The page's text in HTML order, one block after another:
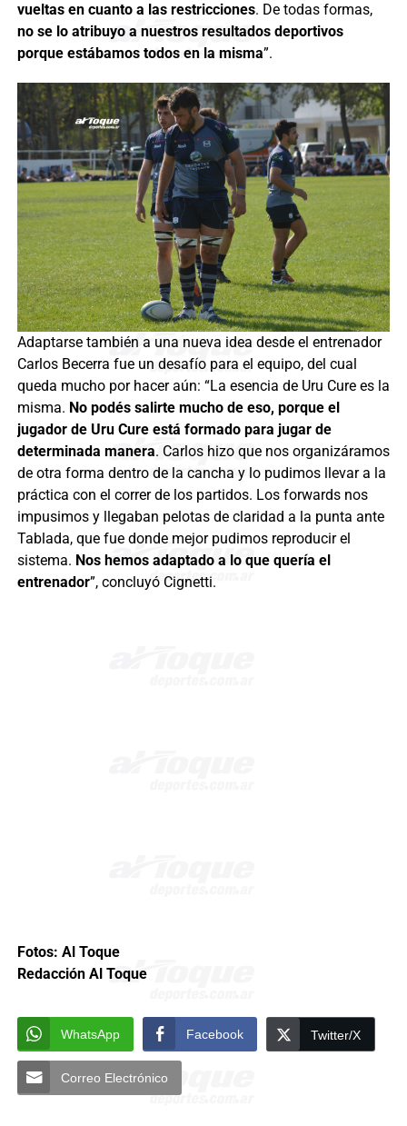
vueltas en cuanto a las restricciones. De todas formas,
no se lo atribuyo a nuestros resultados deportivos
porque estábamos todos en la misma”.
Adaptarse también a una nueva idea desde el entrenador
Carlos Becerra fue un desafío para el equipo, del cual
queda mucho por hacer aún: “La esencia de Uru Cure es la
misma. No podés salirte mucho de eso, porque el
jugador de Uru Cure está formado para jugar de
determinada manera. Carlos hizo que nos organizáramos
de otra forma dentro de la cancha y lo pudimos llevar a la
práctica con el correr de los partidos. Los forwards nos
impusimos y llegaban pelotas de claridad a la punta ante
Tablada, que fue donde mejor pudimos reproducir el
sistema. Nos hemos adaptado a lo que quería el
entrenador”, concluyó Cignetti.
Fotos: Al Toque
Redacción Al Toque
WhatsApp Facebook Twitter/X
Correo Electrónico